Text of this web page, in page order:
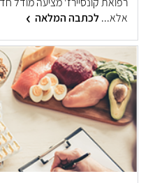
אלא...לכתבה המלאה